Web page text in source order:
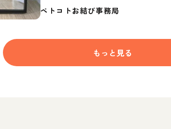
ペトコトお結び事務局
もっと見る